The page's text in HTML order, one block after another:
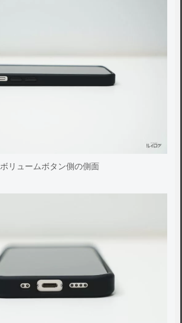
ボリュームボタン側の側面